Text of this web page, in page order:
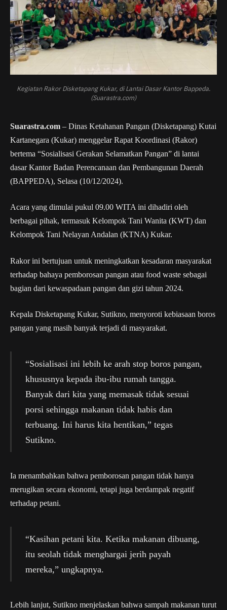
Kegiatan Rakor Disketapang Kukar, di Lantai Dasar Kantor Bappeda.
(Suarastra.com)
Suarastra.com – Dinas Ketahanan Pangan (Disketapang) Kutai
Kartanegara (Kukar) menggelar Rapat Koordinasi (Rakor)
bertema “Sosialisasi Gerakan Selamatkan Pangan” di lantai
dasar Kantor Badan Perencanaan dan Pembangunan Daerah
(BAPPEDA), Selasa (10/12/2024).
Acara yang dimulai pukul 09.00 WITA ini dihadiri oleh
berbagai pihak, termasuk Kelompok Tani Wanita (KWT) dan
Kelompok Tani Nelayan Andalan (KTNA) Kukar.
Rakor ini bertujuan untuk meningkatkan kesadaran masyarakat
terhadap bahaya pemborosan pangan atau food waste sebagai
bagian dari kewaspadaan pangan dan gizi tahun 2024.
Kepala Disketapang Kukar, Sutikno, menyoroti kebiasaan boros
pangan yang masih banyak terjadi di masyarakat.
“Sosialisasi ini lebih ke arah stop boros pangan,
khususnya kepada ibu-ibu rumah tangga.
Banyak dari kita yang memasak tidak sesuai
porsi sehingga makanan tidak habis dan
terbuang. Ini harus kita hentikan,” tegas
Sutikno.
Ia menambahkan bahwa pemborosan pangan tidak hanya
merugikan secara ekonomi, tetapi juga berdampak negatif
terhadap petani.
“Kasihan petani kita. Ketika makanan dibuang,
itu seolah tidak menghargai jerih payah
mereka,” ungkapnya.
Lebih lanjut, Sutikno menjelaskan bahwa sampah makanan turut